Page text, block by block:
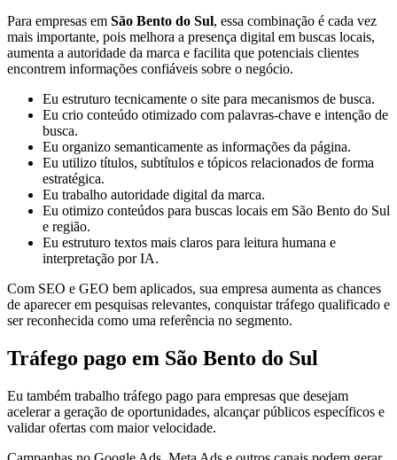
Para empresas em São Bento do Sul, essa combinação é cada vez
mais importante, pois melhora a presença digital em buscas locais,
aumenta a autoridade da marca e facilita que potenciais clientes
encontrem informações confiáveis sobre o negócio.
Eu estruturo tecnicamente o site para mecanismos de busca.
Eu crio conteúdo otimizado com palavras-chave e intenção de
busca.
Eu organizo semanticamente as informações da página.
Eu utilizo títulos, subtítulos e tópicos relacionados de forma
estratégica.
Eu trabalho autoridade digital da marca.
Eu otimizo conteúdos para buscas locais em São Bento do Sul
e região.
Eu estruturo textos mais claros para leitura humana e
interpretação por IA.
Com SEO e GEO bem aplicados, sua empresa aumenta as chances
de aparecer em pesquisas relevantes, conquistar tráfego qualificado e
ser reconhecida como uma referência no segmento.
Tráfego pago em São Bento do Sul
Eu também trabalho tráfego pago para empresas que desejam
acelerar a geração de oportunidades, alcançar públicos específicos e
validar ofertas com maior velocidade.